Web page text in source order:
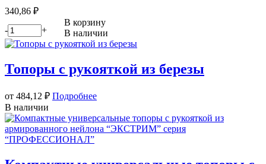
340,86 ₽
-
+
В корзину
В наличии
Топоры с рукояткой из березы
от 484,12 ₽ Подробнее
В наличии